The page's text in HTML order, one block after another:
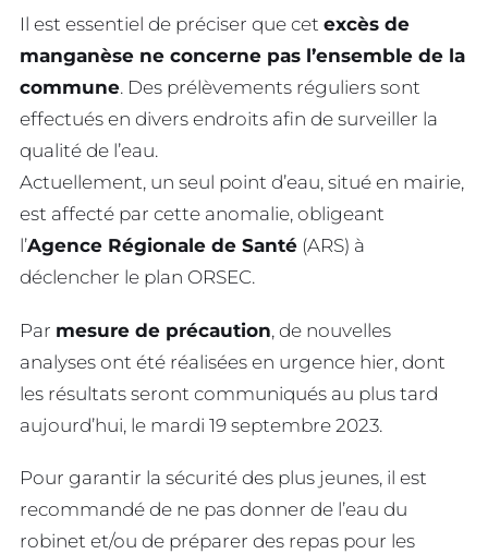
Il est essentiel de préciser que cet excès de
manganèse ne concerne pas l’ensemble de la
commune. Des prélèvements réguliers sont
effectués en divers endroits afin de surveiller la
qualité de l’eau.
Actuellement, un seul point d’eau, situé en mairie,
est affecté par cette anomalie, obligeant
l’Agence Régionale de Santé (ARS) à
déclencher le plan ORSEC.
Par mesure de précaution, de nouvelles
analyses ont été réalisées en urgence hier, dont
les résultats seront communiqués au plus tard
aujourd’hui, le mardi 19 septembre 2023.
Pour garantir la sécurité des plus jeunes, il est
recommandé de ne pas donner de l’eau du
robinet et/ou de préparer des repas pour les